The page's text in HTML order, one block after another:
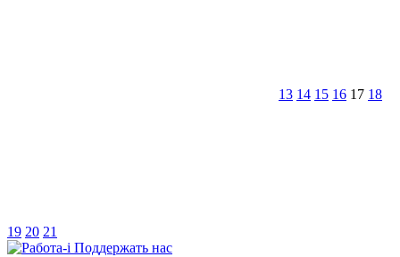
13 14 15 16 17 18
19 20 21
Поддержать нас